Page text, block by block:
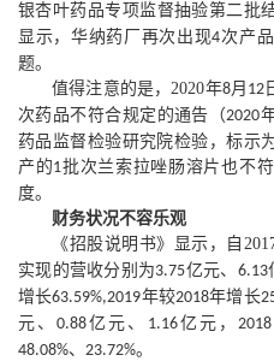
银杏叶药品专项监督抽验第二批
显示，华纳药厂再次出现4次产
题。
值得注意的是，2020年8月 12
次药品不符合规定的通告（2020
药品监督检验研究院检验，标示
产的1批次兰索拉唑肠溶片也不
度。
财务状况不容乐观
《招股说明书》显示，自
实现的营收分别为3.75亿元、 6.13
增长63.59%,2019年较2018年增长
元、0.88亿元、 1.16亿元， 2018
48.08%、 23.72%。